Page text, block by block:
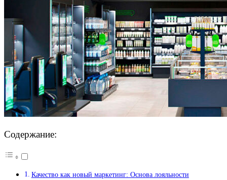
Содержание:
Качество как новый маркетинг: Основа лояльности